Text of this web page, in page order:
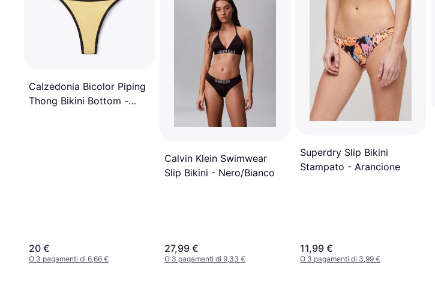
Calzedonia Bicolor Piping
Thong Bikini Bottom -
20 €
O 3 pagamenti di 6,66 €
Calvin Klein Swimwear
Slip Bikini - Nero/Bianco
27,99 €
O 3 pagamenti di 9,33 €
Superdry Slip Bikini
Stampato - Arancione
11,99 €
O 3 pagamenti di 3,99 €